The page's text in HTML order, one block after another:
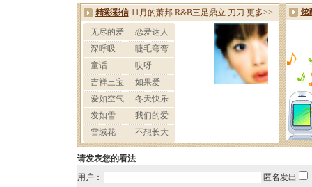
请发表您的看法
用户：
匿名发出